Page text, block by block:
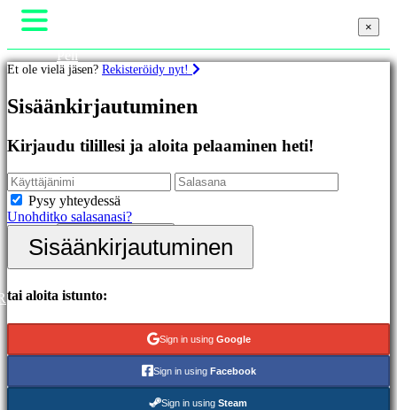
Esittelyssä
Uutuudet
Ilmaiset
pelit
Kategoriat
Toimintapelit
Seikkailupelit
pelit
pelit
Räiskintäpelit
Peli
Gameplay
Uutiset
Tuki
Kauppa
Rekisteröidy
×
Et ole vielä jäsen? Rekisteröidy nyt!
Sisäänkirjautuminen
Kirjaudu tilillesi ja aloita pelaaminen heti!
Pysy yhteydessä
Unohditko salasanasi?
Sisäänkirjautuminen
tai aloita istunto:
Sign in using Google
Sign in using Facebook
Sign in using Steam
×
×